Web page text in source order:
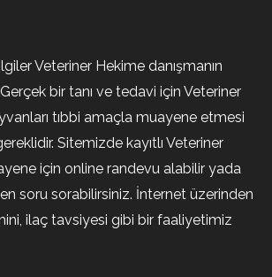
Veteriner Hekime danışmanın
bir tanı ve tedavi için Veteriner
tıbbi amaçla muayene etmesi
Sitemizde kayıtlı Veteriner
için online randevu alabilir yada
soru sorabilirsiniz. İnternet üzerinden
ilaç tavsiyesi gibi bir faaliyetimiz